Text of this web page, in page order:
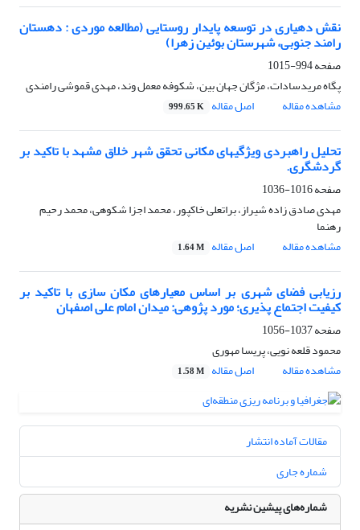
نقش دهیاری در توسعه پایدار روستایی (مطالعه موردی : دهستان
رامند جنوبی، شهرستان بوئین زهرا)
صفحه994-1015
پگاه مریدسادات، مژگان جهان بین، شکوفه معمل وند، مهدی قموشی رامندی
مشاهده مقاله
اصل مقاله 999.65 K
تحلیل راهبردی ویژگیهای مکانی تحقق شهر خلاق مشهد با تاکید بر
گردشگری.
صفحه1016-1036
مهدی صادق زاده شیراز، براتعلی خاکپور، محمد اجزا شکوهی، محمد رحیم
رهنما
مشاهده مقاله
اصل مقاله 1.64 M
رزیابی فضای شهری بر اساس معیارهای مکان سازی با تاکید بر
کیفیت اجتماع پذیری؛ مورد پژوهی: میدان امام علی اصفهان
صفحه1037-1056
محمود قلعه نویی، پریسا مهوری
مشاهده مقاله
اصل مقاله 1.58 M
مقالات آماده انتشار
شماره جاری
شماره‌های پیشین نشریه